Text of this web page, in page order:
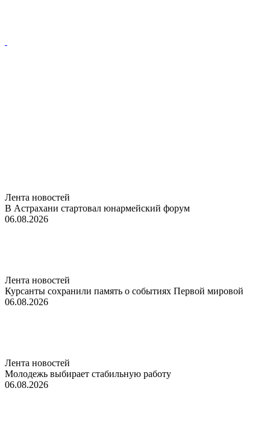
Лента новостей
В Астрахани стартовал юнармейский форум
06.08.2026
Лента новостей
Курсанты сохранили память о событиях Первой мировой
06.08.2026
Лента новостей
Молодежь выбирает стабильную работу
06.08.2026